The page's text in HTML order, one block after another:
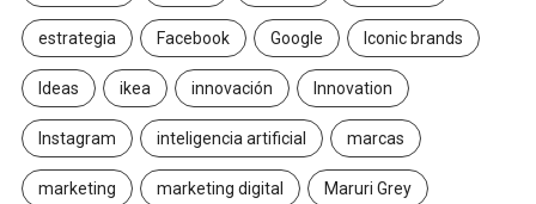
estrategia Facebook Google Iconic brands
Ideas ikea innovación Innovation
Instagram inteligencia artificial marcas
marketing marketing digital Maruri Grey